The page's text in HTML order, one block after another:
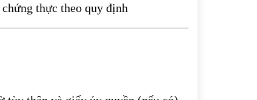
thực theo quy định